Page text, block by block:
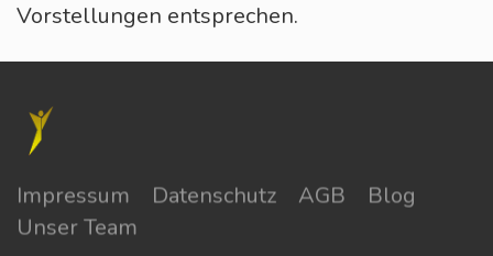
Vorstellungen entsprechen.
Impressum Datenschutz AGB
Blog
Unser Team